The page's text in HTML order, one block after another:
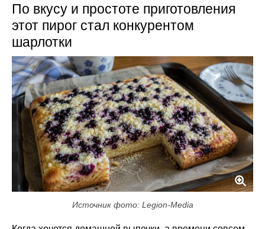
По вкусу и простоте приготовления
этот пирог стал конкурентом
шарлотки
Источник фото: Legion-Media